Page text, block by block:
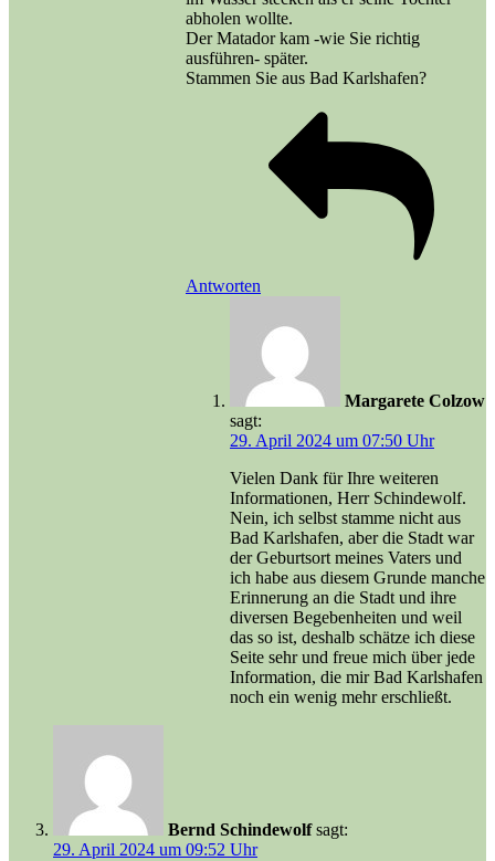
abholen wollte.
Der Matador kam -wie Sie richtig
ausführen- später.
Stammen Sie aus Bad Karlshafen?
Antworten
Margarete Colzow
sagt:
29. April 2024 um 07:50 Uhr
Vielen Dank für Ihre weiteren
Informationen, Herr Schindewolf.
Nein, ich selbst stamme nicht aus
Bad Karlshafen, aber die Stadt war
der Geburtsort meines Vaters und
ich habe aus diesem Grunde manche
Erinnerung an die Stadt und ihre
diversen Begebenheiten und weil
das so ist, deshalb schätze ich diese
Seite sehr und freue mich über jede
Information, die mir Bad Karlshafen
noch ein wenig mehr erschließt.
Bernd Schindewolf sagt:
29. April 2024 um 09:52 Uhr